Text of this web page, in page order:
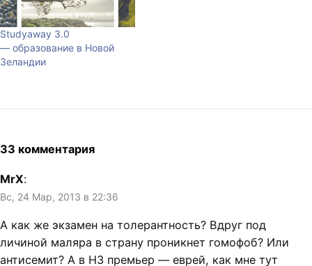
Studyaway 3.0
— образование в Новой
Зеландии
33 комментария
MrX:
Вс, 24 Мар, 2013 в 22:36
А как же экзамен на толерантность? Вдруг под
личиной маляра в страну проникнет гомофоб? Или
антисемит? А в НЗ премьер — еврей, как мне тут